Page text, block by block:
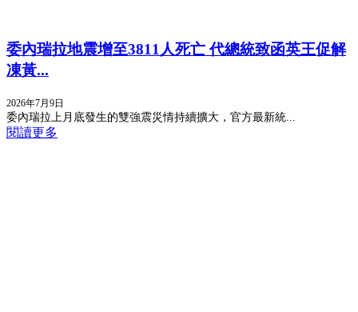
委內瑞拉地震增至3811人死亡 代總統致函英王促解
凍黃...
2026年7月9日
委內瑞拉上月底發生的雙強震災情持續擴大，官方最新統...
閱讀更多